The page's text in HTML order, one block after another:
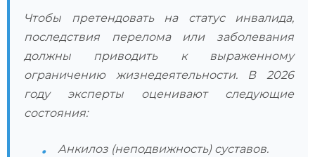
Чтобы претендовать на статус инвалида,
последствия перелома или заболевания
должны приводить к выраженному
ограничению жизнедеятельности. В 2026
году эксперты оценивают следующие
состояния:
Анкилоз (неподвижность) суставов.